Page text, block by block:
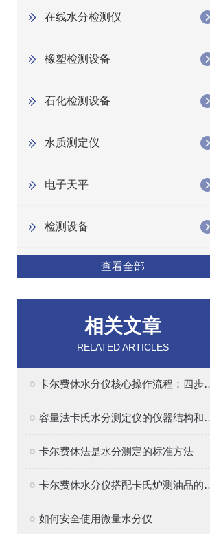
在线水分检测仪
橡塑检测设备
石化检测设备
水质测定仪
电子天平
检测设备
查看全部
相关文章
RELATED ARTICLES
卡尔费休水分仪核
容量法卡氏水分测
卡尔费休法是水分测定的标准方法
卡尔费休水分仪
如何安全使用微量水分仪